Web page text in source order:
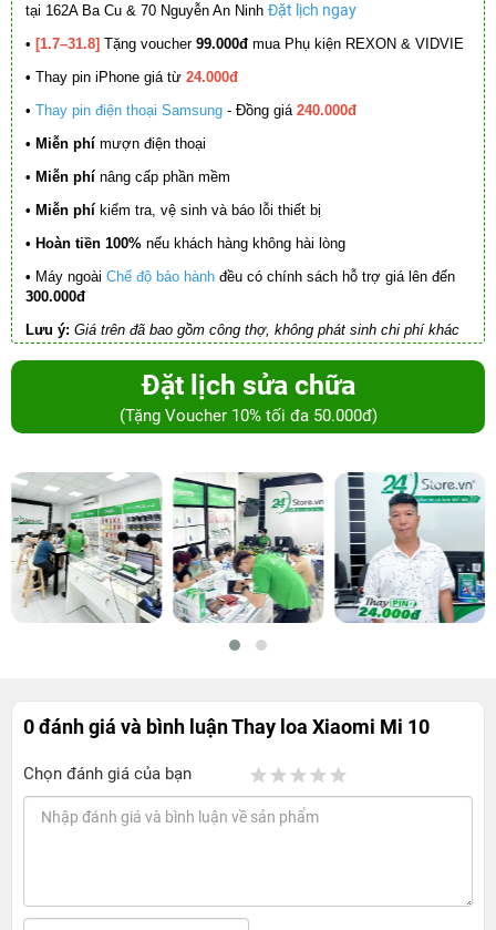
tại 162A Ba Cu & 70 Nguyễn An Ninh Đặt lịch ngay
• [1.7–31.8] Tặng voucher 99.000đ mua Phụ kiện REXON & VIDVIE
• Thay pin iPhone giá từ 24.000đ
• Thay pin điện thoại Samsung - Đồng giá 240.000đ
• Miễn phí mượn điện thoại
• Miễn phí nâng cấp phần mềm
• Miễn phí kiểm tra, vệ sinh và báo lỗi thiết bị
• Hoàn tiền 100% nếu khách hàng không hài lòng
• Máy ngoài Chế độ bảo hành đều có chính sách hỗ trợ giá lên đến
300.000đ
Lưu ý: Giá trên đã bao gồm công thợ, không phát sinh chi phí khác
Đặt lịch sửa chữa
(Tặng Voucher 10% tối đa 50.000đ)
0 đánh giá và bình luậnThay loa Xiaomi Mi 10
Chọn đánh giá của bạn